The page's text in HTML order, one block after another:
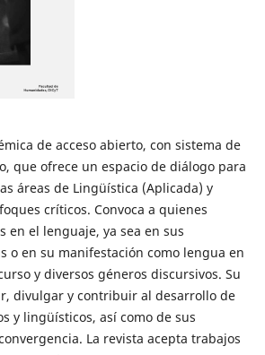
de acceso abierto, con sistema de
que ofrece un espacio de diálogo para
áreas de Lingüística (Aplicada) y
críticos. Convoca a quienes
en el lenguaje, ya sea en sus
o en su manifestación como lengua en
y diversos géneros discursivos. Su
divulgar y contribuir al desarrollo de
y lingüísticos, así como de sus
La revista acepta trabajos